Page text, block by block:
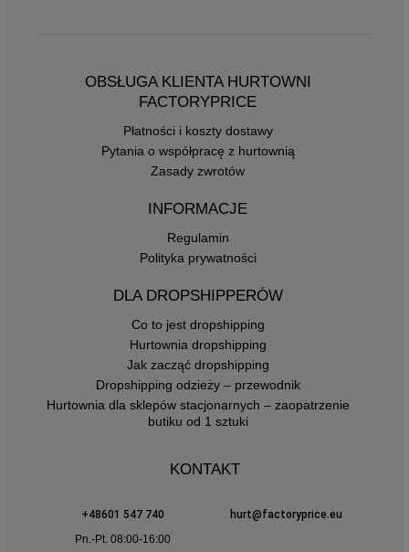
OBSŁUGA KLIENTA HURTOWNI
FACTORYPRICE
Płatności i koszty dostawy
Pytania o współpracę z hurtownią
Zasady zwrotów
INFORMACJE
Regulamin
Polityka prywatności
DLA DROPSHIPPERÓW
Co to jest dropshipping
Hurtownia dropshipping
Jak zacząć dropshipping
Dropshipping odzieży – przewodnik
Hurtownia dla sklepów stacjonarnych – zaopatrzenie
butiku od 1 sztuki
KONTAKT
+48601 547 740
hurt@factoryprice.eu
Pn.-Pt. 08:00-16:00